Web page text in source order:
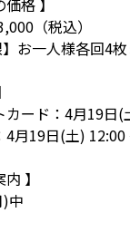
格 】
（税込）
お一人様各回4
ード：4月19日(
月19日(土) 12:00
】
中